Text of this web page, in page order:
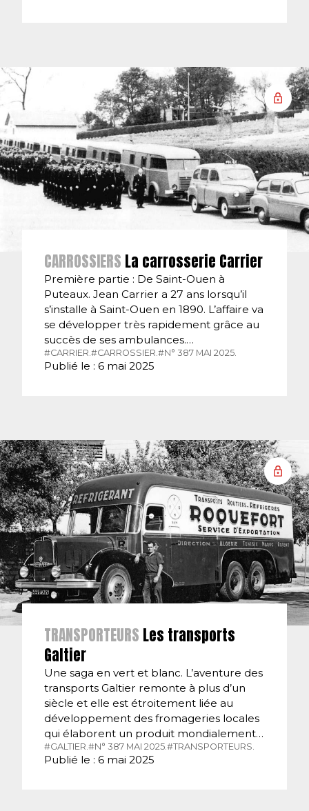
CARROSSIERS La carrosserie Carrier
Première partie : De Saint-Ouen à
Puteaux. Jean Carrier a 27 ans lorsqu’il
s’installe à Saint-Ouen en 1890. L’affaire va
se développer très rapidement grâce au
succès de ses ambulances.…
#CARRIER.#CARROSSIER.#N° 387 MAI 2025.
Publié le : 6 mai 2025
TRANSPORTEURS Les transports
Galtier
Une saga en vert et blanc. L’aventure des
transports Galtier remonte à plus d’un
siècle et elle est étroitement liée au
développement des fromageries locales
qui élaborent un produit mondialement…
#GALTIER.#N° 387 MAI 2025.#TRANSPORTEURS.
Publié le : 6 mai 2025